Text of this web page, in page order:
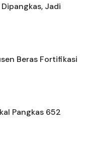
Jadi
Beras Fortifikasi
Pangkas 652